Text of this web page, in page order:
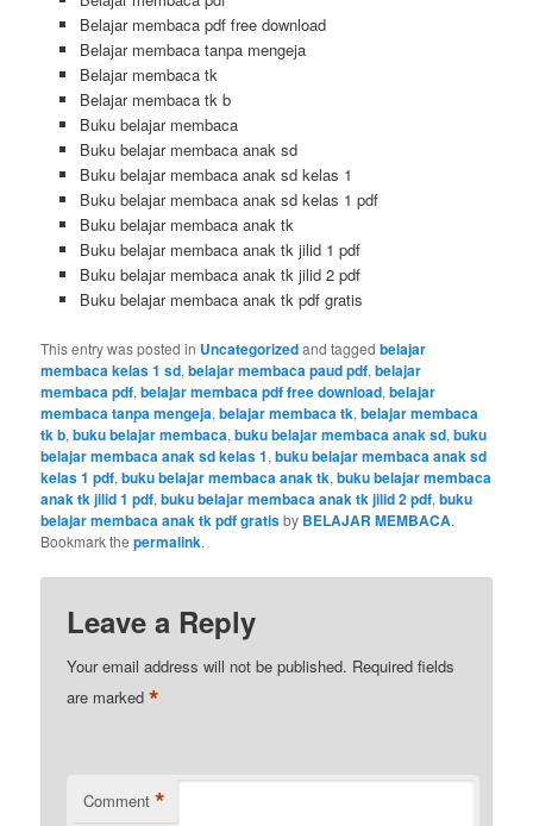
Belajar membaca pdf free download
Belajar membaca tanpa mengeja
Belajar membaca tk
Belajar membaca tk b
Buku belajar membaca
Buku belajar membaca anak sd
Buku belajar membaca anak sd kelas 1
Buku belajar membaca anak sd kelas 1 pdf
Buku belajar membaca anak tk
Buku belajar membaca anak tk jilid 1 pdf
Buku belajar membaca anak tk jilid 2 pdf
Buku belajar membaca anak tk pdf gratis
This entry was posted in Uncategorizedand taggedbelajar
membaca kelas 1 sd,belajar membaca paud pdf,belajar
membaca pdf,belajar membaca pdf free download,belajar
membaca tanpa mengeja,belajar membaca tk,belajar membaca
tk b,buku belajar membaca,buku belajar membaca anak sd,buku
belajar membaca anak sd kelas 1,buku belajar membaca anak sd
kelas 1 pdf,buku belajar membaca anak tk,buku belajar membaca
anak tk jilid 1 pdf,buku belajar membaca anak tk jilid 2 pdf,buku
belajar membaca anak tk pdf gratisby BELAJAR MEMBACA.
Bookmark thepermalink.
Leave a Reply
Your email address will not be published. Required fields
are marked*
Comment *